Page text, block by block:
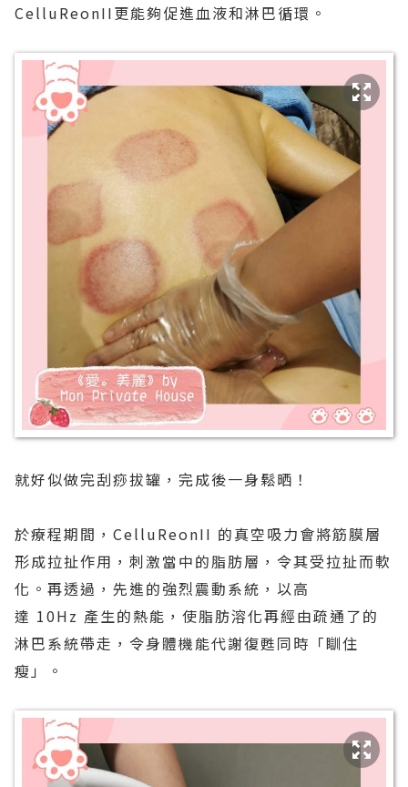
CelluReonII更能夠促進血液和淋巴循環。
就好似做完刮痧拔罐，完成後一身鬆晒！
於療程期間，CelluReonII 的真空吸力會將筋膜層
形成拉扯作用，刺激當中的脂肪層，令其受拉扯而軟
化。再透過，先進的強烈震動系統，以高
達 10Hz 產生的熱能，使脂肪溶化再經由疏通了的
淋巴系統帶走，令身體機能代謝復甦同時「瞓住
瘦」。